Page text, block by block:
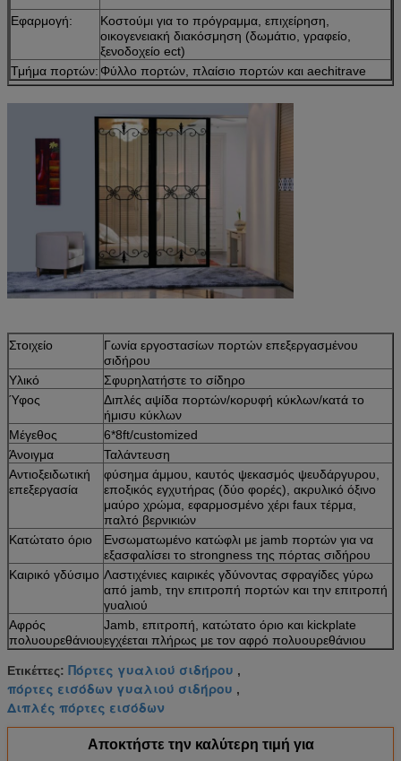
Εφαρμογή:
Κοστούμι για το πρόγραμμα, επιχείρηση,
οικογενειακή διακόσμηση (δωμάτιο, γραφείο,
ξενοδοχείο ect)
Τμήμα πορτών: Φύλλο πορτών, πλαίσιο πορτών και aechitrave
Στοιχείο
Γωνία εργοστασίων πορτών επεξεργασμένου
σιδήρου
Υλικό
Σφυρηλατήστε το σίδηρο
Ύφος
Διπλές αψίδα πορτών/κορυφή κύκλων/κατά το
ήμισυ κύκλων
Μέγεθος
6*8ft/customized
Άνοιγμα
Ταλάντευση
Αντιοξειδωτική
επεξεργασία
φύσημα άμμου, καυτός ψεκασμός ψευδάργυρου,
εποξικός εγχυτήρας (δύο φορές), ακρυλικό όξινο
μαύρο χρώμα, εφαρμοσμένο χέρι faux τέρμα,
παλτό βερνικιών
Κατώτατο όριο
Ενσωματωμένο κατώφλι με jamb πορτών για να
εξασφαλίσει το strongness της πόρτας σιδήρου
Καιρικό γδύσιμο Λαστιχένιες καιρικές γδύνοντας σφραγίδες γύρω
από jamb, την επιτροπή πορτών και την επιτροπή
γυαλιού
Αφρός
πολυουρεθάνιου
Jamb, επιτροπή, κατώτατο όριο και kickplate
εγχέεται πλήρως με τον αφρό πολυουρεθάνιου
Ετικέττες: Πόρτες γυαλιού σιδήρου ,
πόρτες εισόδων γυαλιού σιδήρου ,
Διπλές πόρτες εισόδων
Αποκτήστε την καλύτερη τιμή για